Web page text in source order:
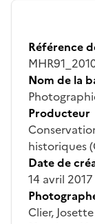
Référence
Nom de la
Producteur
historiques
Date de
14 avril 2017
Clier, Josette